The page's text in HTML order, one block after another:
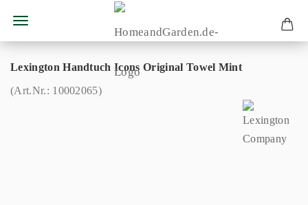
Lexington Handtuch Icons Original Towel Mint
(Art.Nr.: 10002065)